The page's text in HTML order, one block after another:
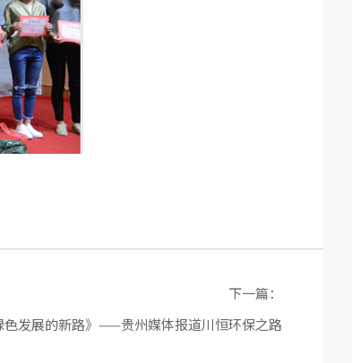
下一篇：
色发展的新路》——贵州媒体报道川恒环保之路